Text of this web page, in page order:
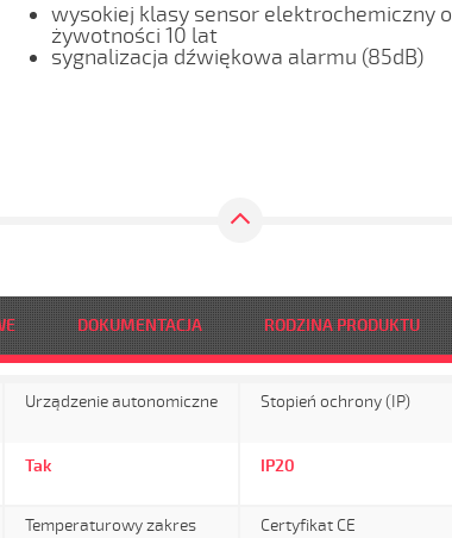
wysokiej klasy sensor elektrochemiczny o
żywotności 10 lat
sygnalizacja dźwiękowa alarmu (85dB)
DOKUMENTACJA RODZINA PRODUKTU
Urządzenie autonomiczne
Tak
Stopień ochrony (IP)
IP20
Temperaturowy zakres
Certyfikat CE